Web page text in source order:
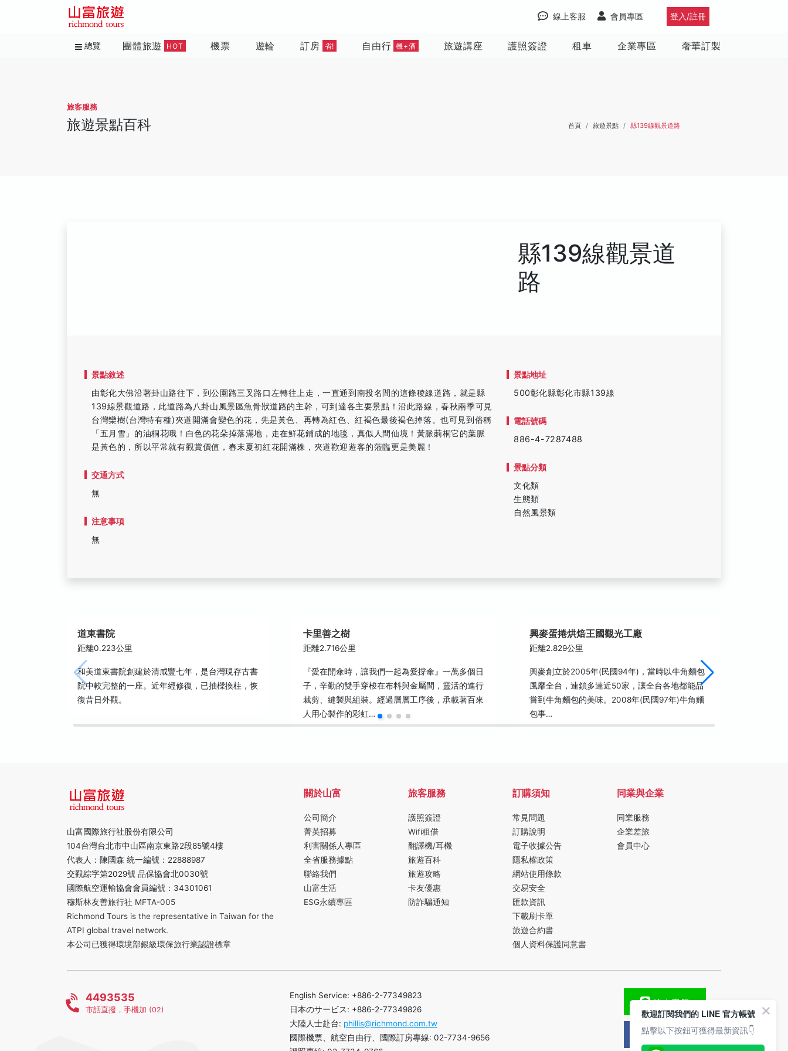
登入/註冊
會員專區
線上客服
總覽 團體旅遊 HOT 機票 遊輪 訂房 省! 自由行 機+酒 旅遊講座 護照簽證 租車 企業專區 奢華訂製
旅客服務
旅遊景點百科 首頁 旅遊景點 縣139線觀景道路
縣139線觀景道
路
景點敘述
由彰化大佛沿著卦山路往下，到公園路三叉路口左轉往上走，一直通到南投名間的這條稜線道路，就是縣
139線景觀道路，此道路為八卦山風景區魚骨狀道路的主幹，可到達各主要景點！沿此路線，春秋兩季可見
台灣欒樹(台灣特有種)夾道開滿會變色的花，先是黃色、再轉為紅色、紅褐色最後褐色掉落。也可見到俗稱
「五月雪」的油桐花哦！白色的花朵掉落滿地，走在鮮花鋪成的地毯，真似人間仙境！黃脈莿桐它的葉脈
是黃色的，所以平常就有觀賞價值，春末夏初紅花開滿株，夾道歡迎遊客的蒞臨更是美麗！
交通方式
無
注意事項
無
景點地址
500彰化縣彰化市縣139線
電話號碼
886-4-7287488
景點分類
文化類
生態類
自然風景類
道東書院
距離0.223公里
和美道東書院創建於清咸豐七年，是台灣現存古書
院中較完整的一座。近年經修復，已抽樑換柱，恢
復昔日外觀。
卡里善之樹
距離2.716公里
『愛在開傘時，讓我們一起為愛撐傘』一萬多個日
子，辛勤的雙手穿梭在布料與金屬間，靈活的進行
裁剪、縫製與組裝。經過層層工序後，承載著百來
人用心製作的彩虹…
興麥蛋捲烘焙王國觀光工廠
距離2.829公里
興麥創立於2005年(民國94年)，當時以牛角麵包
風靡全台，連鎖多達近50家，讓全台各地都能品
嘗到牛角麵包的美味。2008年(民國97年)牛角麵
包事…
山富國際旅行社股份有限公司
104台灣台北市中山區南京東路2段85號4樓
代表人：陳國森 統一編號：22888987
交觀綜字第2029號 品保協會北0030號
國際航空運輸協會會員編號：34301061
穆斯林友善旅行社 MFTA-005
Richmond Tours is the representative in Taiwan for the
ATPI global travel network.
本公司已獲得環境部銀級環保旅行業認證標章
關於山富
公司簡介
菁英招募
利害關係人專區
全省服務據點
聯絡我們
山富生活
ESG永續專區
旅客服務
護照簽證
Wifi租借
翻譯機/耳機
旅遊百科
旅遊攻略
卡友優惠
防詐騙通知
訂購須知
常見問題
訂購說明
電子收據公告
隱私權政策
網站使用條款
交易安全
匯款資訊
下載刷卡單
旅遊合約書
個人資料保護同意書
同業與企業
同業服務
企業差旅
會員中心
4493535
市話直撥，手機加 (02)
English Service: +886-2-77349823
日本のサービス: +886-2-77349826
大陸人士赴台: phillis@richmond.com.tw
國際機票、航空自由行、國際訂房專線: 02-7734-9656
線上客服
FB粉絲團
歡迎訂閱我們的 LINE 官方帳號
點擊以下按鈕可獲得最新資訊👇